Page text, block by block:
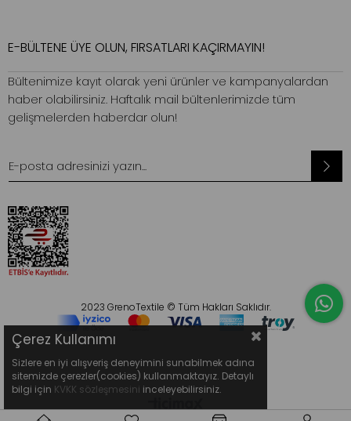
E-BÜLTENE ÜYE OLUN, FIRSATLARI KAÇIRMAYIN!
Bültenimize kayıt olarak yeni ürünler ve kampanyalardan
haber olabilirsiniz. Haftalık mail bültenlerimizde tüm
gelişmelerden haberdar olun!
2023 GrenoTextile © Tüm Hakları Saklıdır.
Çerez Kullanımı
Sizlere en iyi alışveriş deneyimini sunabilmek adına
sitemizde çerezler(cookies) kullanmaktayız. Detaylı
bilgi için KVKK sözleşmesini inceleyebilirsiniz.